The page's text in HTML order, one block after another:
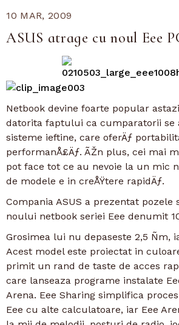
10 MAR, 2009
ASUS atrage cu noul Eee
Netbook devine foarte popular
datorita faptului ca cumparatorii se
sisteme ieftine, care oferÄƒ
performanÅ£Äƒ. ÃŽn plus, cei mai
pot face tot ce au nevoie la un mic
de modele e in creÅŸtere rapidÄƒ.
Compania ASUS a prezentat pozele
noului netbook seriei Eee denumit
Grosimea lui nu depaseste 2,5 Ñm,
Acest model este proiectat in
primit un rand de taste de acces
care lanseaza programe instalate
Arena. Eee Sharing simplifica
Eee cu alte calculatoare, iar Eee